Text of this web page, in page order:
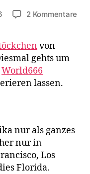
2 Kommentare
von
gehts um
World666
lassen.
nur als ganzes
nur in
Los
Florida.